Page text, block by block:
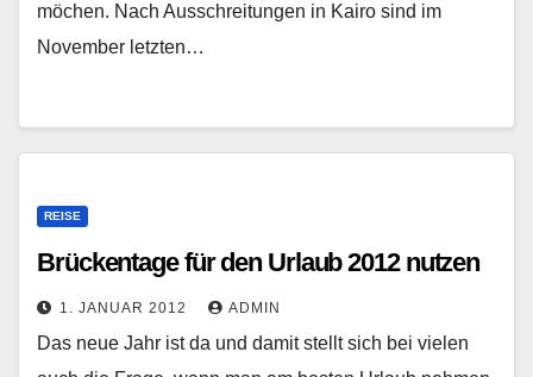
möchen. Nach Ausschreitungen in Kairo sind im
November letzten…
REISE
Brückentage für den Urlaub 2012 nutzen
1. JANUAR 2012 ADMIN
Das neue Jahr ist da und damit stellt sich bei vielen